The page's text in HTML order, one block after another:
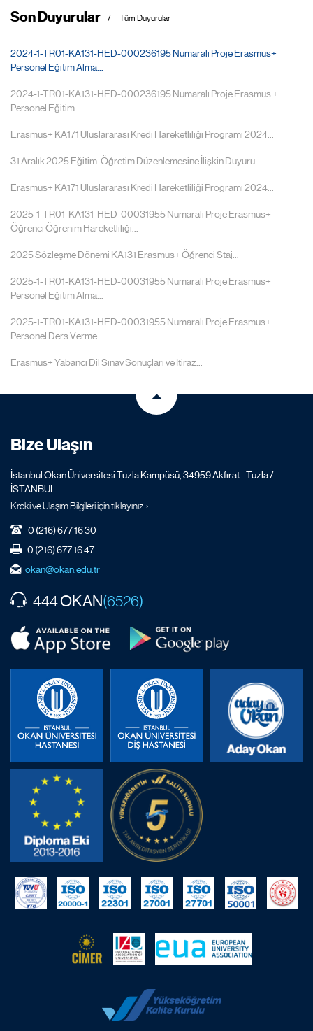
Son Duyurular Tüm Duyurular
2024-1-TR01-KA131-HED-000236195 Numaralı Proje Erasmus+
Personel Eğitim Alma...
2024-1-TR01-KA131-HED-000236195 Numaralı Proje Erasmus +
Personel Eğitim...
Erasmus+ KA171 Uluslararası Kredi Hareketliliği Programı 2024...
31 Aralık 2025 Eğitim-Öğretim Düzenlemesine İlişkin Duyuru
Erasmus+ KA171 Uluslararası Kredi Hareketliliği Programı 2024...
2025-1-TR01-KA131-HED-00031955 Numaralı Proje Erasmus+
Öğrenci Öğrenim Hareketliliği...
2025 Sözleşme Dönemi KA131 Erasmus+ Öğrenci Staj...
2025-1-TR01-KA131-HED-00031955 Numaralı Proje Erasmus+
Personel Eğitim Alma...
2025-1-TR01-KA131-HED-00031955 Numaralı Proje Erasmus+
Personel Ders Verme...
Erasmus+ Yabancı Dil Sınav Sonuçları ve İtiraz...
Bize Ulaşın
İstanbul Okan Üniversitesi Tuzla Kampüsü, 34959 Akfırat - Tuzla /
İSTANBUL
Kroki ve Ulaşım Bilgileri için tıklayınız. ›
0 (216) 677 16 30
0 (216) 677 16 47
okan@okan.edu.tr
444OKAN(6526)